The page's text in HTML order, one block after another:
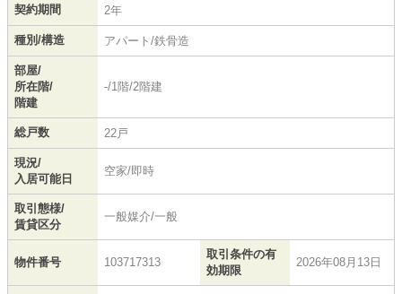
契約期間 2年
種別/構造 アパート/鉄骨造
部屋/
所在階/
階建
-/1階/2階建
総戸数 22戸
現況/
入居可能日
空家/即時
取引態様/
賃貸区分
一般媒介/一般
物件番号 103717313
取引条件の有
効期限
2026年08月13日